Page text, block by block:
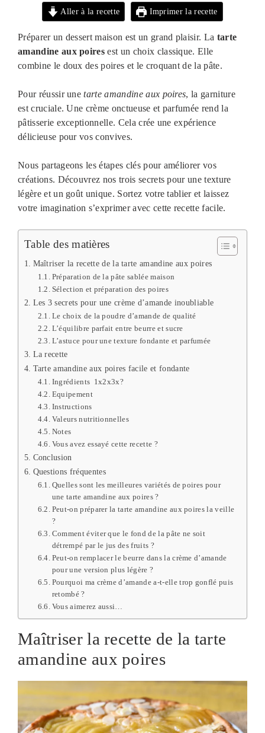
Aller à la recette Imprimer la recette
Préparer un dessert maison est un grand plaisir. La tarte
amandine aux poires est un choix classique. Elle
combine le doux des poires et le croquant de la pâte.
Pour réussir unetarte amandine aux poires, la garniture
est cruciale. Une crème onctueuse et parfumée rend la
pâtisserie exceptionnelle. Cela crée une expérience
délicieuse pour vos convives.
Nous partageons les étapes clés pour améliorer vos
créations. Découvrez nos trois secrets pour une texture
légère et un goût unique. Sortez votre tablier et laissez
votre imagination s’exprimer avec cette recette facile.
Table des matières
Maîtriser la recette de la tarte amandine aux poires
Préparation de la pâte sablée maison
Sélection et préparation des poires
Les 3 secrets pour une crème d’amande inoubliable
Le choix de la poudre d’amande de qualité
L’équilibre parfait entre beurre et sucre
L’astuce pour une texture fondante et parfumée
La recette
Tarte amandine aux poires facile et fondante
Ingrédients 1x2x3x?
Equipement
Instructions
Valeurs nutritionnelles
Notes
Vous avez essayé cette recette ?
Conclusion
Questions fréquentes
Quelles sont les meilleures variétés de poires pour
une tarte amandine aux poires ?
Peut-on préparer la tarte amandine aux poires la veille
?
Comment éviter que le fond de la pâte ne soit
détrempé par le jus des fruits ?
Peut-on remplacer le beurre dans la crème d’amande
pour une version plus légère ?
Pourquoi ma crème d’amande a-t-elle trop gonflé puis
retombé ?
Vous aimerez aussi…
Maîtriser la recette de la tarte
amandine aux poires